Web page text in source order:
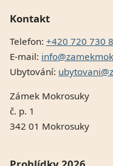
Kontakt
Telefon: +420 720 730
E-mail:
Ubytování:
Zámek Mokrosuky
č. p. 1
342 01 Mokrosuky